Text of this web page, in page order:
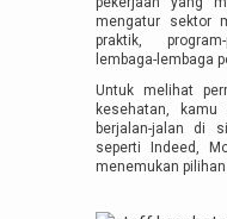
mengatur sektor
praktik,
lembaga-lembaga
Untuk melihat
kesehatan, kamu
berjalan-jalan di
seperti Indeed,
menemukan